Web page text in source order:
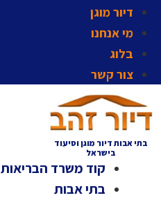
דיור מוגן
מי אנחנו
בלוג
צור קשר
בתי אבות דיור מוגן וסיעוד
בישראל
קוד משרד הבריאות
בתי אבות